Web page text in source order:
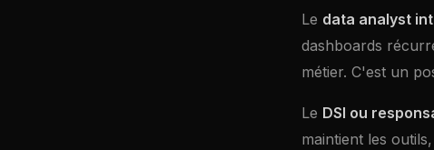
Le data analyst
dashboards
métier. C'est un
Le DSI ou
maintient les